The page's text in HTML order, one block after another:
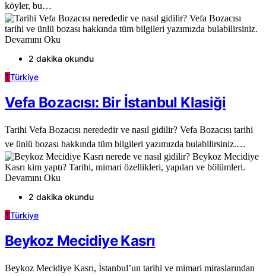
köyler, bu…
Devamını Oku
2 dakika okundu
TTürkiye
Vefa Bozacısı: Bir İstanbul Klasiği
Tarihi Vefa Bozacısı nerededir ve nasıl gidilir? Vefa Bozacısı tarihi
ve ünlü bozası hakkında tüm bilgileri yazımızda bulabilirsiniz.…
Devamını Oku
2 dakika okundu
TTürkiye
Beykoz Mecidiye Kasrı
Beykoz Mecidiye Kasrı, İstanbul’un tarihi ve mimari miraslarından